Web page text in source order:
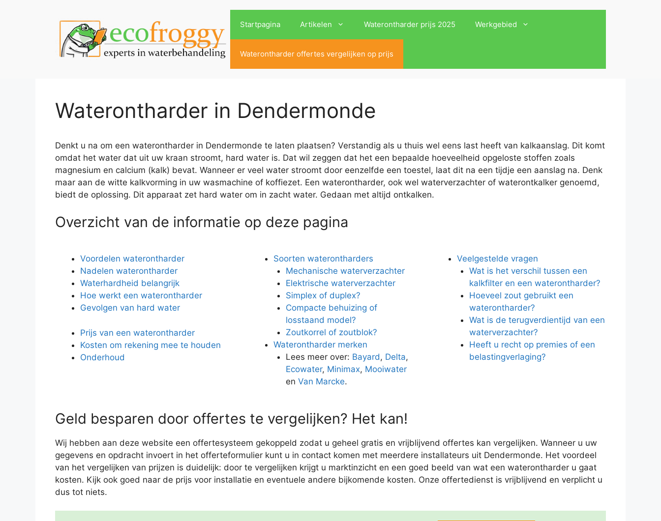
Startpagina Artikelen Waterontharder prijs 2025 Werkgebied
Waterontharder offertes vergelijken op prijs
Waterontharder in Dendermonde
Denkt u na om een waterontharder in Dendermonde te laten plaatsen? Verstandig als u thuis wel eens last heeft van kalkaanslag. Dit komt
omdat het water dat uit uw kraan stroomt, hard water is. Dat wil zeggen dat het een bepaalde hoeveelheid opgeloste stoffen zoals
magnesium en calcium (kalk) bevat. Wanneer er veel water stroomt door eenzelfde een toestel, laat dit na een tijdje een aanslag na. Denk
maar aan de witte kalkvorming in uw wasmachine of koffiezet. Een waterontharder, ook wel waterverzachter of waterontkalker genoemd,
biedt de oplossing. Dit apparaat zet hard water om in zacht water. Gedaan met altijd ontkalken.
Overzicht van de informatie op deze pagina
Voordelen waterontharder
Nadelen waterontharder
Waterhardheid belangrijk
Hoe werkt een waterontharder
Gevolgen van hard water
Prijs van een waterontharder
Kosten om rekening mee te houden
Onderhoud
Soorten waterontharders
Mechanische waterverzachter
Elektrische waterverzachter
Simplex of duplex?
Compacte behuizing of
losstaand model?
Zoutkorrel of zoutblok?
Waterontharder merken
Lees meer over: Bayard, Delta,
Ecowater, Minimax, Mooiwater
enVan Marcke.
Veelgestelde vragen
Wat is het verschil tussen een
kalkfilter en een waterontharder?
Hoeveel zout gebruikt een
waterontharder?
Wat is de terugverdientijd van een
waterverzachter?
Heeft u recht op premies of een
belastingverlaging?
Geld besparen door offertes te vergelijken? Het kan!
Wij hebben aan deze website een offertesysteem gekoppeld zodat u geheel gratis en vrijblijvend offertes kan vergelijken. Wanneer u uw
gegevens en opdracht invoert in het offerteformulier kunt u in contact komen met meerdere installateurs uit Dendermonde. Het voordeel
van het vergelijken van prijzen is duidelijk: door te vergelijken krijgt u marktinzicht en een goed beeld van wat een waterontharder u gaat
kosten. Kijk ook goed naar de prijs voor installatie en eventuele andere bijkomende kosten. Onze offertedienst is vrijblijvend en verplicht u
dus tot niets.